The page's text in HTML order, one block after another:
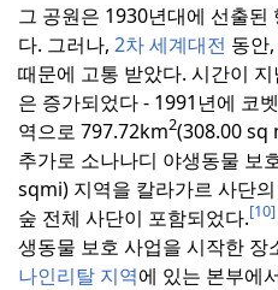
그 공원은 1930년대에 선출된
다. 그러나, 2차 세계대전 동안,
때문에 고통 받았다. 시간이
은 증가되었다 - 1991년에 코
역으로 797.72km2(308.00 sq
추가로 소나나디 야생동물 보
sqmi) 지역을 칼라가르 사단
숲 전체 사단이 포함되었다.[10]
생동물 보호 사업을 시작한 장
나인리탈 지역에 있는 본부에